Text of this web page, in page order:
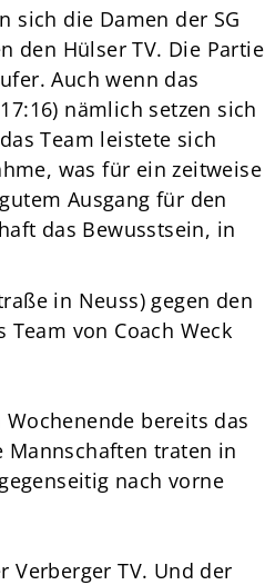
sich die Damen der SG
den Hülser TV. Die Partie
Auch wenn das
nämlich setzen sich
Team leistete sich
was für ein zeitweise
Ausgang für den
das Bewusstsein, in
in Neuss) gegen den
von Coach Weck
bereits das
Mannschaften traten in
nach vorne
Verberger TV. Und der